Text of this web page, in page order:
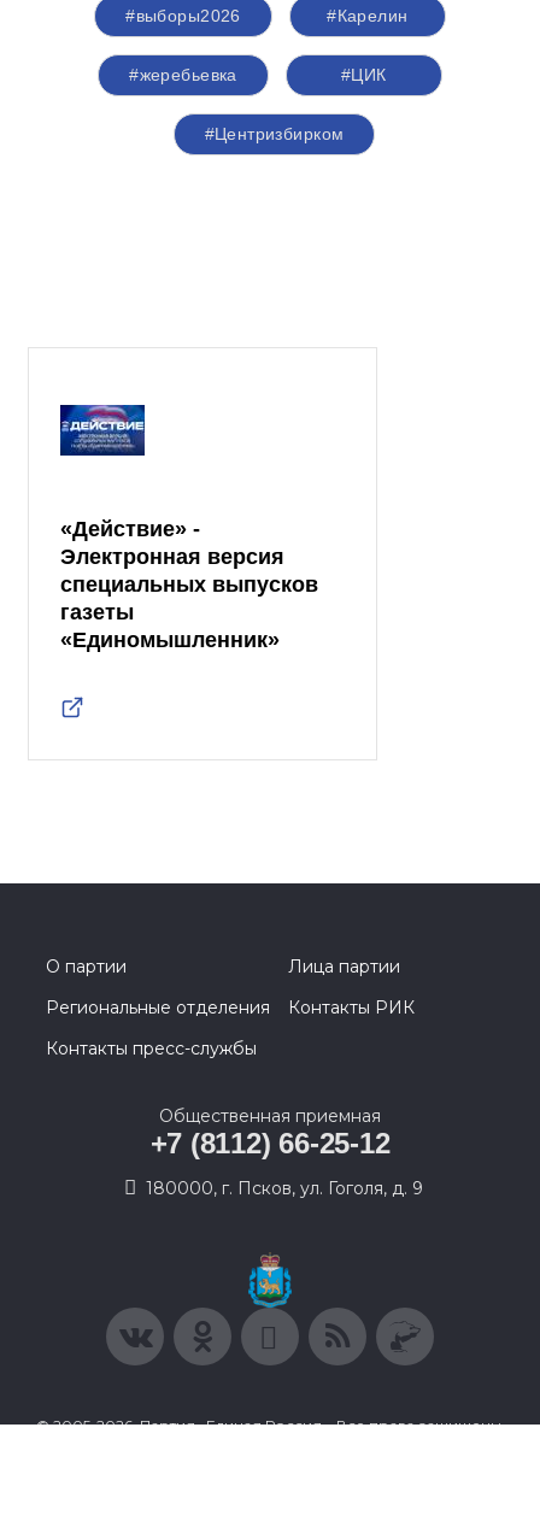
#выборы2026 #Карелин
#жеребьевка #ЦИК
#Центризбирком
«Действие» -
Электронная версия
специальных выпусков
газеты
«Единомышленник»
О партии
Лица партии
Региональные отделения
Контакты РИК
Контакты пресс-службы
Общественная приемная
+7 (8112) 66-25-12
180000, г. Псков, ул. Гоголя, д. 9
© 2005-2026, Партия «Единая Россия». Все права защищены.